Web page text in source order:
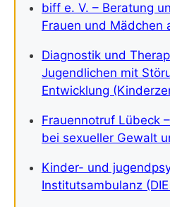
biff e. V. – Beratung
Frauen und Mädchen
Diagnostik und
Jugendlichen mit
Entwicklung
Frauennotruf Lübeck
bei sexueller Gewalt
Kinder- und
Institutsambulanz (DIE